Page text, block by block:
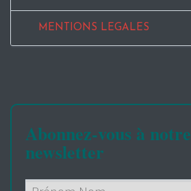
MENTIONS LEGALES
Abonnez-vous à notre
newsletter